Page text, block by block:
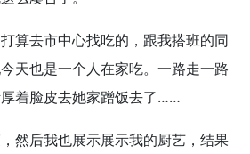
算去市中心找吃的，跟我搭班的同
天也是一个人在家吃。一路走一路
着脸皮去她家蹭饭去了……
然后我也展示展示我的厨艺，结果